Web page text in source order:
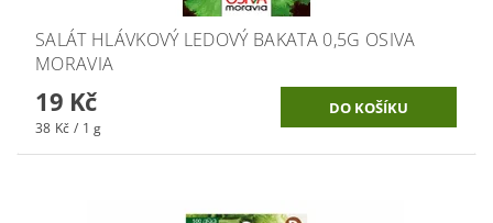
SALÁT HLÁVKOVÝ LEDOVÝ BAKATA 0,5G OSIVA
MORAVIA
19 Kč
38 Kč / 1 g